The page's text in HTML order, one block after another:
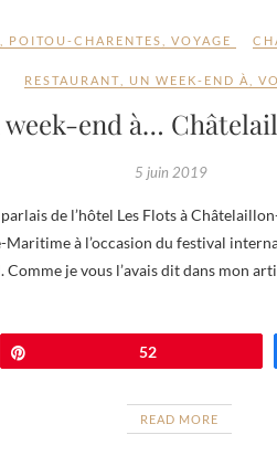
POITOU-CHARENTES VOYAGE
RESTAURANT UN WEEK-END À
week-end à…
5 juin 2019
Maritime à l’occasion du festival
je vous l’avais dit dans mon
52
READ MORE